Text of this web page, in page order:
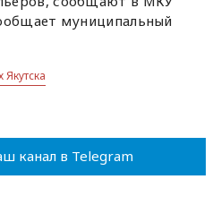
муниципальный
канал в Telegram